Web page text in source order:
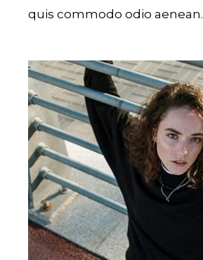
quis commodo odio aenean.